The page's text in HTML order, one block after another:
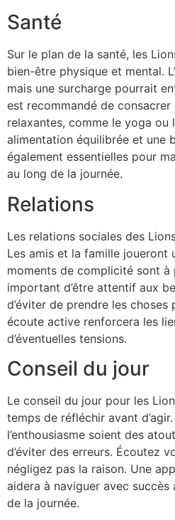
Santé
Sur le plan de la santé, les
bien-être physique et mental.
mais une surcharge pourrait
est recommandé de
relaxantes, comme le yoga ou
alimentation équilibrée et une
également essentielles pour
au long de la journée.
Relations
Les relations sociales des
Les amis et la famille joueront
moments de complicité sont à
important d’être attentif aux
d’éviter de prendre les choses
écoute active renforcera les
d’éventuelles tensions.
Conseil du jour
Le conseil du jour pour les
temps de réfléchir avant
l’enthousiasme soient des
d’éviter des erreurs. Écoutez
négligez pas la raison. Une
aidera à naviguer avec succès
de la journée.